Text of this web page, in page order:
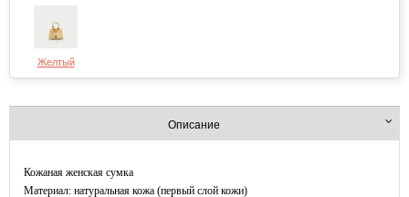
Желтый
Описание
Кожаная женская сумка
Материал: натуральная кожа (первый слой кожи)